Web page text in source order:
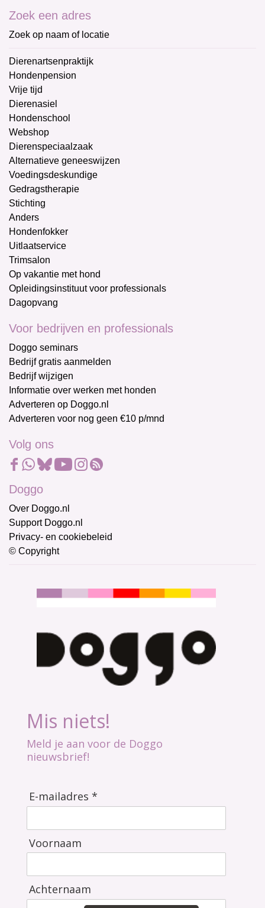
Zoek een adres
Zoek op naam of locatie
Dierenartsenpraktijk
Hondenpension
Vrije tijd
Dierenasiel
Hondenschool
Webshop
Dierenspeciaalzaak
Alternatieve geneeswijzen
Voedingsdeskundige
Gedragstherapie
Stichting
Anders
Hondenfokker
Uitlaatservice
Trimsalon
Op vakantie met hond
Opleidingsinstituut voor professionals
Dagopvang
Voor bedrijven en professionals
Doggo seminars
Bedrijf gratis aanmelden
Bedrijf wijzigen
Informatie over werken met honden
Adverteren op Doggo.nl
Adverteren voor nog geen €10 p/mnd
Volg ons
Doggo
Over Doggo.nl
Support Doggo.nl
Privacy- en cookiebeleid
© Copyright
Mis niets!
Meld je aan voor de Doggo
nieuwsbrief!
E-mailadres *
Voornaam
Achternaam